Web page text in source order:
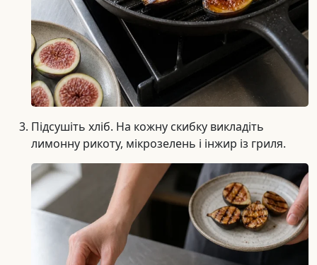
Підсушіть хліб. На кожну скибку викладіть
лимонну рикоту, мікрозелень і інжир із гриля.